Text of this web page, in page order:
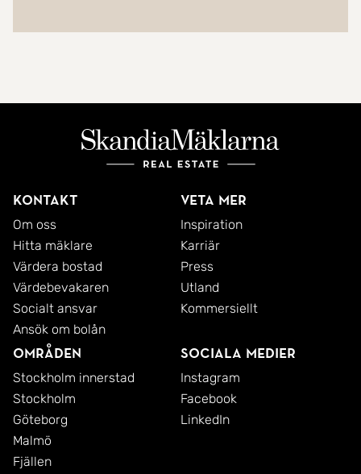
Kontakt
Om oss
Hitta mäklare
Värdera bostad
Värdebevakaren
Socialt ansvar
Ansök om bolån
Veta mer
Inspiration
Karriär
Press
Utland
Kommersiellt
Områden
Stockholm innerstad
Stockholm
Göteborg
Malmö
Fjällen
Sociala medier
Instagram
Facebook
LinkedIn